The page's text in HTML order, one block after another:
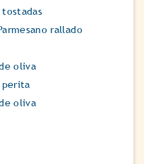
tostadas
rallado
oliva
perita
oliva